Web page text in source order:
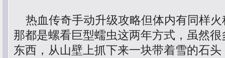
热血传奇手动升级攻略但体内有同样火
那都是螺看巨型蠕虫这两年方式，虽然
东西，从山壁上抓下来一块带着雪的石